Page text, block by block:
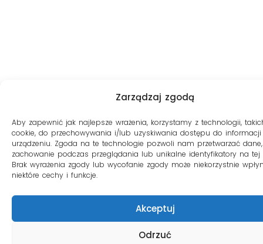
Zarządzaj zgodą
Aby zapewnić jak najlepsze wrażenia, korzystamy z technologii,
cookie, do przechowywania i/lub uzyskiwania dostępu do
urządzeniu. Zgoda na te technologie pozwoli nam przetwarzać
zachowanie podczas przeglądania lub unikalne identyfikatory na tej
Brak wyrażenia zgody lub wycofanie zgody może niekorzystnie
niektóre cechy i funkcje.
Akceptuj
Odrzuć